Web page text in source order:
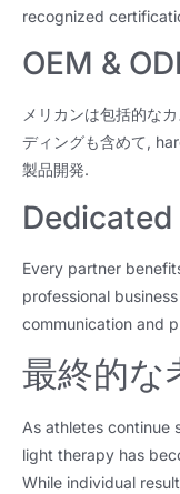
recognized
OEM &
メリカンは包括的な
ディングも含めて,
製品開発.
Every partner
professional
communication and
最終的な
As athletes continue
light therapy has
While individual